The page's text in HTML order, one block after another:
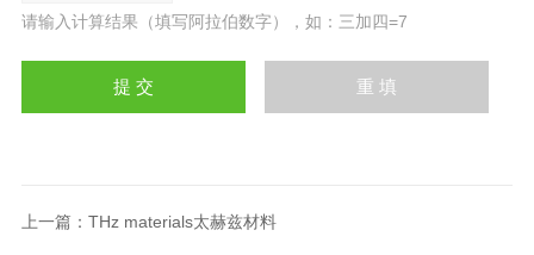
请输入计算结果（填写阿拉伯数字），如：三加四=7
上一篇： THz materials太赫兹材料